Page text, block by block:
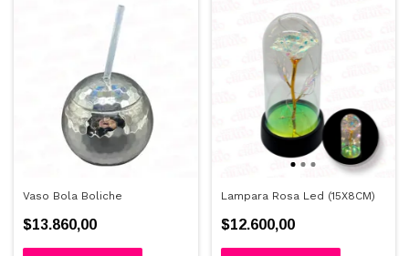
Vaso Bola Boliche
$13.860,00
Lampara Rosa Led (15X8CM)
$12.600,00